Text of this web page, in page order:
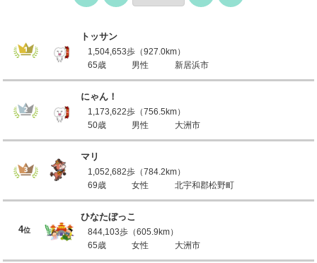
トッサン
1,504,653歩（927.0km）
65歳
男性 新居浜市
にゃん！
1,173,622歩（756.5km）
50歳
男性 大洲市
マリ
1,052,682歩（784.2km）
69歳
女性 北宇和郡松野町
4位
ひなたぼっこ
844,103歩（605.9km）
65歳
女性 大洲市